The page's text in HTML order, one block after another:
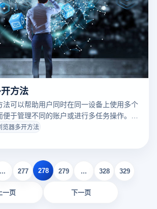
方法
法可以帮助用户同时在同一设备上使用多个
于管理不同的账户或进行多任务操作。最
使用浏览器的“客户”功能。用户可以为每个
配置文件，每个环境变量都有独立的笔
浏览对话的情况下暂时开启更多的操作。此
创建快捷的方法或使用第三方工具来提高更
方法。
览器多开方法
一页
... 277 278 279 ... 328 329
下一页